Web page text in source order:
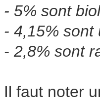
- 5% sont
- 4,15% sont
- 2,8% sont
Il faut noter